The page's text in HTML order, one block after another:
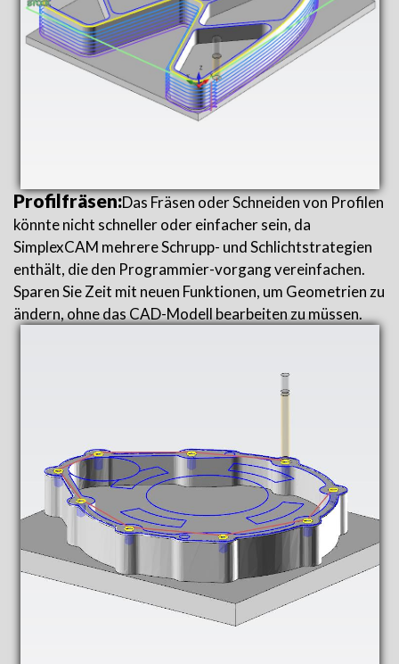
Profilfräsen:Das Fräsen oder Schneiden von Profilen
könnte nicht schneller oder einfacher sein, da
SimplexCAM mehrere Schrupp- und Schlichtstrategien
enthält, die den Programmier-vorgang vereinfachen.
Sparen Sie Zeit mit neuen Funktionen, um Geometrien zu
ändern, ohne das CAD-Modell bearbeiten zu müssen.